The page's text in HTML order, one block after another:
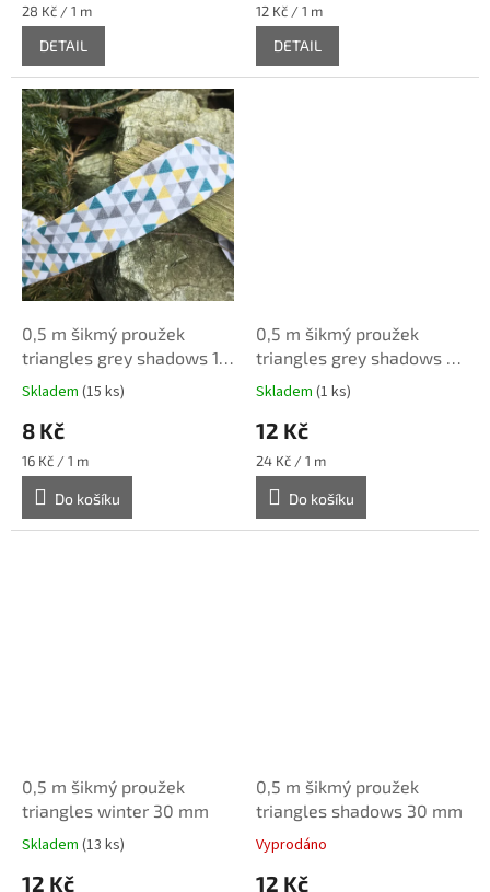
Měrná
cena:
28 Kč / 1 m
DETAIL
Měrná
cena:
12 Kč / 1 m
DETAIL
0,5 m šikmý proužek
triangles grey shadows 18
mm
Skladem (15 ks)
8 Kč
Měrná
cena:
16 Kč / 1 m
Do košíku
0,5 m šikmý proužek
triangles grey shadows 30
mm
Skladem (1 ks)
12 Kč
Měrná
cena:
24 Kč / 1 m
Do košíku
0,5 m šikmý proužek
triangles winter 30 mm
Skladem (13 ks)
12 Kč
0,5 m šikmý proužek
triangles shadows 30 mm
Vyprodáno
12 Kč